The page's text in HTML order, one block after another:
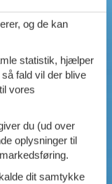
og de kan
statistik, hjælper
fald vil der blive
vores
du (ud over
oplysninger til
dit samtykke